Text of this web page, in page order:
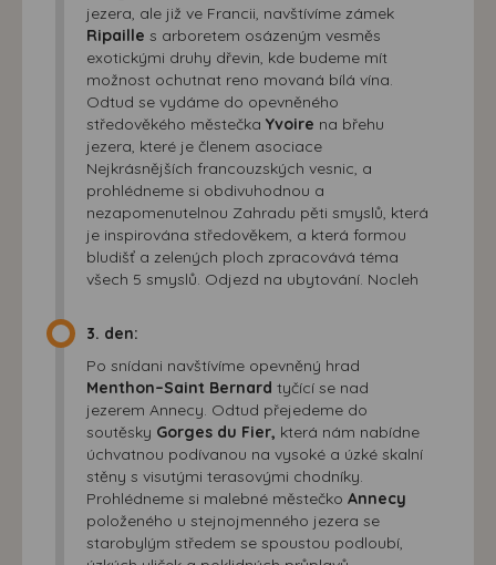
jezera, ale již ve Francii, navštívíme zámek
Ripaille s arboretem osázeným vesměs
exotickými druhy dřevin, kde budeme mít
možnost ochutnat reno movaná bílá vína.
Odtud se vydáme do opevněného
středověkého městečka Yvoire na břehu
jezera, které je členem asociace
Nejkrásnějších francouzských vesnic, a
prohlédneme si obdivuhodnou a
nezapomenutelnou Zahradu pěti smyslů, která
je inspirována středověkem, a která formou
bludišť a zelených ploch zpracovává téma
všech 5 smyslů. Odjezd na ubytování. Nocleh
3. den:
Po snídani navštívíme opevněný hrad
Menthon–Saint Bernard tyčící se nad
jezerem Annecy. Odtud přejedeme do
soutěsky Gorges du Fier, která nám nabídne
úchvatnou podívanou na vysoké a úzké skalní
stěny s visutými terasovými chodníky.
Prohlédneme si malebné městečko Annecy
položeného u stejnojmenného jezera se
starobylým středem se spoustou podloubí,